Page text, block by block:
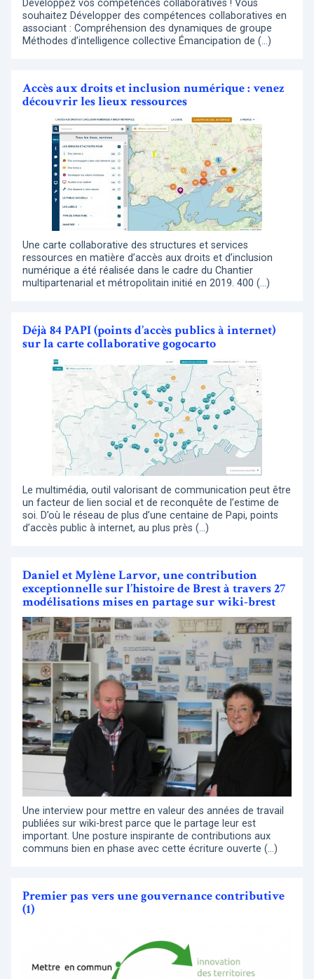
Développez vos compétences collaboratives ! Vous
souhaitez Développer des compétences collaboratives en
associant : Compréhension des dynamiques de groupe
Méthodes d’intelligence collective Émancipation de (…)
Accès aux droits et inclusion numérique : venez
découvrir les lieux ressources
Une carte collaborative des structures et services
ressources en matière d’accès aux droits et d’inclusion
numérique a été réalisée dans le cadre du Chantier
multipartenarial et métropolitain initié en 2019. 400 (…)
Déjà 84 PAPI (points d’accès publics à internet)
sur la carte collaborative gogocarto
Le multimédia, outil valorisant de communication peut être
un facteur de lien social et de reconquête de l’estime de
soi. D’où le réseau de plus d’une centaine de Papi, points
d’accès public à internet, au plus près (…)
Daniel et Mylène Larvor, une contribution
exceptionnelle sur l’histoire de Brest à travers 27
modélisations mises en partage sur wiki-brest
Une interview pour mettre en valeur des années de travail
publiées sur wiki-brest parce que le partage leur est
important. Une posture inspirante de contributions aux
communs bien en phase avec cette écriture ouverte (…)
Premier pas vers une gouvernance contributive
(1)